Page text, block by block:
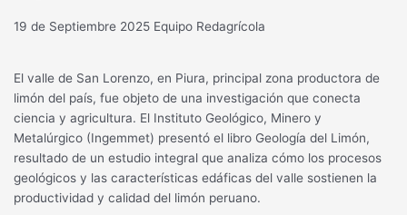
19 de Septiembre 2025 Equipo Redagrícola
El valle de San Lorenzo, en Piura, principal zona productora de
limón del país, fue objeto de una investigación que conecta
ciencia y agricultura. El Instituto Geológico, Minero y
Metalúrgico (Ingemmet) presentó el libro Geología del Limón,
resultado de un estudio integral que analiza cómo los procesos
geológicos y las características edáficas del valle sostienen la
productividad y calidad del limón peruano.